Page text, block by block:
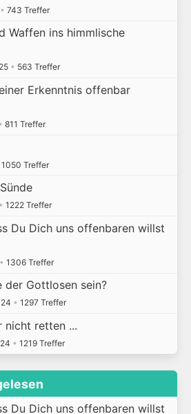
• 743 Treffer
Waffen ins himmlische
• 563 Treffer
Erkenntnis offenbar
811 Treffer
1050 Treffer
• 1222 Treffer
Du Dich uns offenbaren willst
• 1306 Treffer
der Gottlosen sein?
• 1297 Treffer
nicht retten ...
• 1219 Treffer
Du Dich uns offenbaren willst